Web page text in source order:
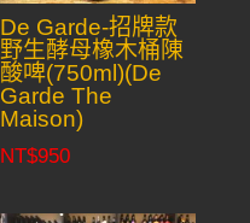
De Garde-招牌款
野生酵母橡木桶陳
酸啤(750ml)(De
Garde The
Maison)
NT$950